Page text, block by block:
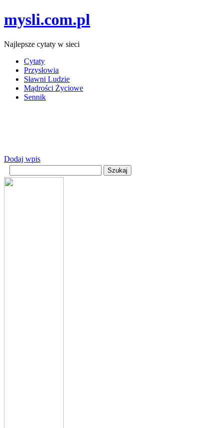
mysli.com.pl
Najlepsze cytaty w sieci
Cytaty
Przysłowia
Sławni Ludzie
Mądrości Życiowe
Sennik
Dodaj wpis